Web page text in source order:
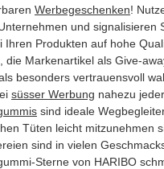
Werbegeschenken!
und signalisieren
Ihren Produkten auf hohe
die Markenartikel als Give-
besonders vertrauensvoll
süsser Werbung nahezu
sind ideale
Tüten leicht mitzunehmen
sind in vielen
Sterne von HARIBO